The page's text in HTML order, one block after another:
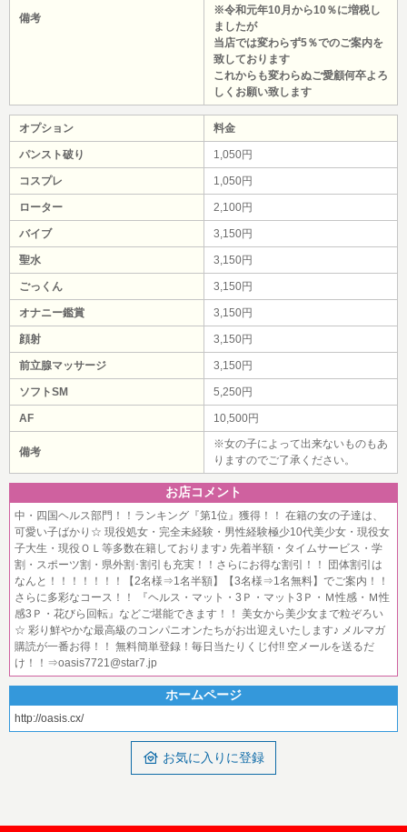
備考
※令和元年10月から10％に増税し
ましたが
当店では変わらず5％でのご案内を
致しております
これからも変わらぬご愛顧何卒よろ
しくお願い致します
オプション 料金
パンスト破り 1,050円
コスプレ 1,050円
ローター 2,100円
バイブ 3,150円
聖水 3,150円
ごっくん 3,150円
オナニー鑑賞 3,150円
顔射 3,150円
前立腺マッサージ 3,150円
ソフトSM 5,250円
AF 10,500円
備考
※女の子によって出来ないものもあ
りますのでご了承ください。
お店コメント
中・四国ヘルス部門！！ランキング『第1位』獲得！！ 在籍の女の子達は、
可愛い子ばかり☆ 現役処女・完全未経験・男性経験極少10代美少女・現役女
子大生・現役ＯＬ等多数在籍しております♪ 先着半額・タイムサービス・学
割・スポーツ割・県外割･割引も充実！！さらにお得な割引！！ 団体割引は
なんと！！！！！！！【2名様⇒1名半額】【3名様⇒1名無料】でご案内！！
さらに多彩なコース！！ 『ヘルス・マット・3Ｐ・マット3Ｐ・Ｍ性感・Ｍ性
感3Ｐ・花びら回転』などご堪能できます！！ 美女から美少女まで粒ぞろい
☆ 彩り鮮やかな最高級のコンパニオンたちがお出迎えいたします♪ メルマガ
購読が一番お得！！ 無料簡単登録！毎日当たりくじ付!! 空メールを送るだ
け！！⇒oasis7721@star7.jp
ホームページ
http://oasis.cx/
お気に入りに登録